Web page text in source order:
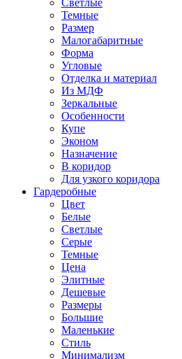
Светлые
Темные
Размер
Малогабаритные
Форма
Угловые
Отделка и материал
Из МДФ
Зеркальные
Особенности
Купе
Эконом
Назначение
В коридор
Для узкого коридора
Гардеробные
Цвет
Белые
Светлые
Серые
Темные
Цена
Элитные
Дешевые
Размеры
Большие
Маленькие
Стиль
Минимализм